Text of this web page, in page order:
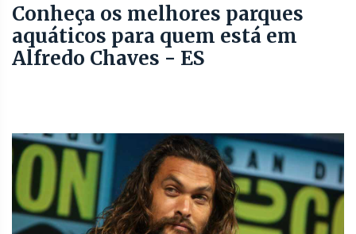
Conheça os melhores parques
aquáticos para quem está em
Alfredo Chaves - ES